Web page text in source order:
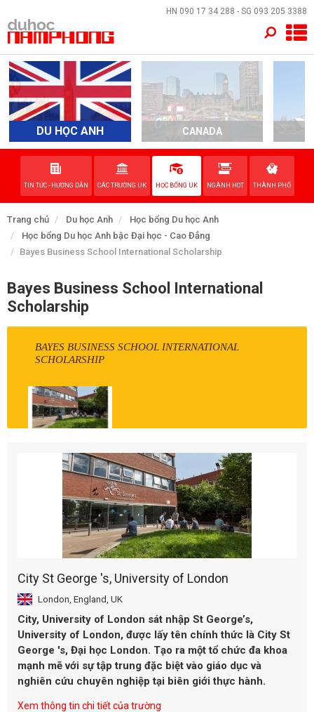
HN 090 17 34 288 - SG 093 205 3388
DU HỌC ANH CANADA
TIN TỨC - HƯỚNG DẪN CÁC TRƯỜNG UK HỌC BỔNG UK NGÀNH HOT THÀNH PHỐ
Trang chủ Du học Anh
Học bổng Du học Anh
Học bổng Du học Anh bậc Đại học - Cao Đẳng
Bayes Business School International Scholarship
Bayes Business School International
Scholarship
BAYES BUSINESS SCHOOL INTERNATIONAL
SCHOLARSHIP
City St George 's, University of London
London, England, UK
City, University of London sát nhập St George’s,
University of London, được lấy tên chính thức là City St
George 's, Đại học London. Tạo ra một tổ chức đa khoa
mạnh mẽ với sự tập trung đặc biệt vào giáo dục và
nghiên cứu chuyên nghiệp tại biên giới thực hành.
Xem thông tin chi tiết của trường
×
TRANG CHỦ
QUỐC GIA
EVENTS
DỊCH VỤ
VỀ NAM PHONG
LIÊN HỆ